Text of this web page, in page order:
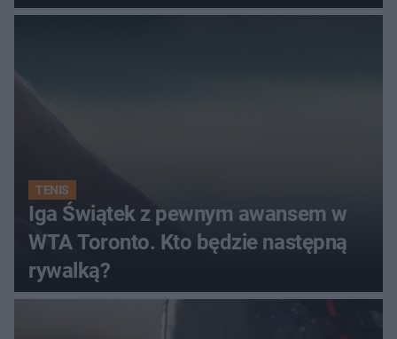
TENIS
Iga Świątek z pewnym awansem w
WTA Toronto. Kto będzie następną
rywalką?